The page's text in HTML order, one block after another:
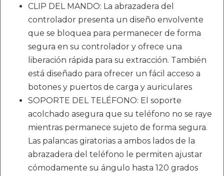
CLIP DEL MANDO: La abrazadera del
controlador presenta un diseño envolvente
que se bloquea para permanecer de forma
segura en su controlador y ofrece una
liberación rápida para su extracción. También
está diseñado para ofrecer un fácil acceso a
botones y puertos de carga y auriculares
SOPORTE DEL TELÉFONO: El soporte
acolchado asegura que su teléfono no se raye
mientras permanece sujeto de forma segura.
Las palancas giratorias a ambos lados de la
abrazadera del teléfono le permiten ajustar
cómodamente su ángulo hasta 120 grados